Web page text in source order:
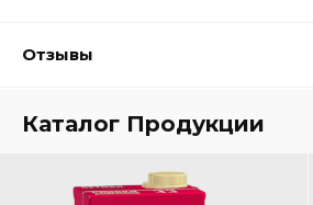
Отзывы
Каталог Продукции